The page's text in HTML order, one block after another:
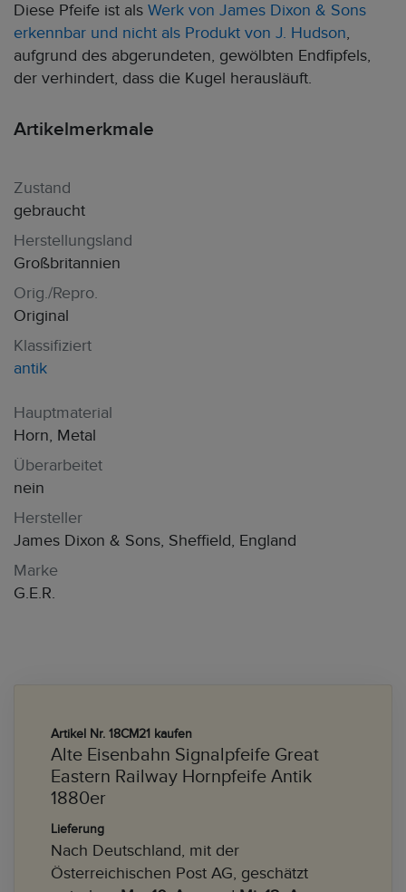
Diese Pfeife ist als Werk von James Dixon & Sons
erkennbar und nicht als Produkt von J. Hudson,
aufgrund des abgerundeten, gewölbten Endfipfels,
der verhindert, dass die Kugel herausläuft.
Artikelmerkmale
Zustand
gebraucht
Herstellungsland
Großbritannien
Orig./Repro.
Original
Klassifiziert
antik
Hauptmaterial
Horn, Metal
Überarbeitet
nein
Hersteller
James Dixon & Sons, Sheffield, England
Marke
G.E.R.
Artikel Nr. 18CM21 kaufen
Alte Eisenbahn Signalpfeife Great
Eastern Railway Hornpfeife Antik
1880er
Lieferung
Nach Deutschland, mit der
Österreichischen Post AG, geschätzt